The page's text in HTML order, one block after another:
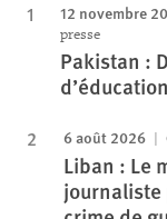
12 novembre
presse
Pakistan :
d’éducation
6 août 2026
Liban : Le
journaliste